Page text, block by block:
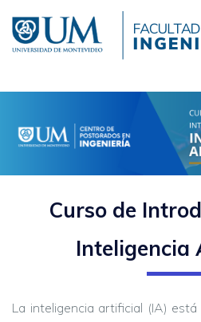
contenido
principal
Curso de
Inteligencia
La inteligencia artificial (IA)